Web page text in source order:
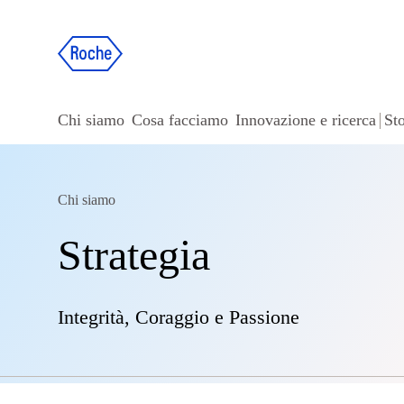
Chi siamo Cosa facciamo Innovazione e ricerca
Chi siamo
Strategia
Integrità, Coraggio e Passione